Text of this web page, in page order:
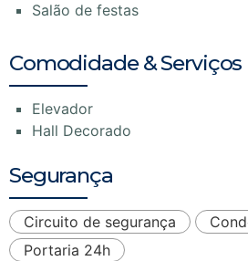
Salão de festas
Comodidade & Serviços
Elevador
Hall Decorado
Segurança
Circuito de segurança
Portaria 24h